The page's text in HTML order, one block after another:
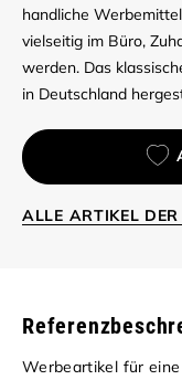
handliche
vielseitig im Büro,
werden. Das
in Deutschland
ALLE ARTIKEL DER
Werbeartikel für